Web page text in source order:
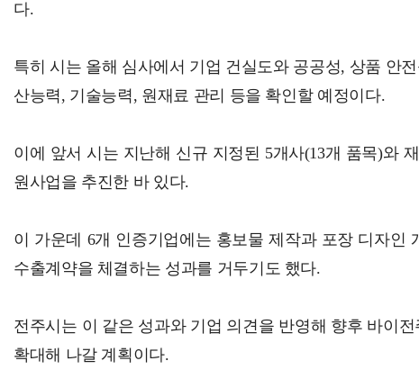
다.
특히 시는 올해 심사에서 기업 건실도와 공공성, 상품 안
산능력, 기술능력, 원재료 관리 등을 확인할 예정이다.
이에 앞서 시는 지난해 신규 지정된 5개사(13개 품목)와
원사업을 추진한 바 있다.
이 가운데 6개 인증기업에는 홍보물 제작과 포장 디자인
수출계약을 체결하는 성과를 거두기도 했다.
전주시는 이 같은 성과와 기업 의견을 반영해 향후 바이
확대해 나갈 계획이다.